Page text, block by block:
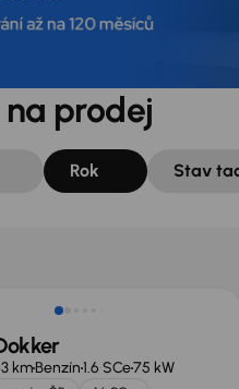
prodej
Rok Stav
kmBenzín1.6 SCe75 kW